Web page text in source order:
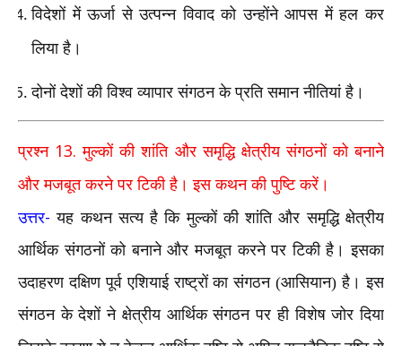
विदेशों में ऊर्जा से उत्पन्न विवाद को उन्होंने आपस में हल कर
लिया है।
दोनों देशों की विश्व व्यापार संगठन के प्रति समान नीतियां है।
प्रश्न 13.मुल्कों की शांति और समृद्धि क्षेत्रीय संगठनों को बनाने
और मजबूत करने पर टिकी है। इस कथन की पुष्टि करें।
उत्तर- यह कथन सत्य है कि मुल्कों की शांति और समृद्धि क्षेत्रीय
आर्थिक संगठनों को बनाने और मजबूत करने पर टिकी है। इसका
उदाहरण दक्षिण पूर्व एशियाई राष्ट्रों का संगठन (आसियान) है। इस
संगठन के देशों ने क्षेत्रीय आर्थिक संगठन पर ही विशेष जोर दिया